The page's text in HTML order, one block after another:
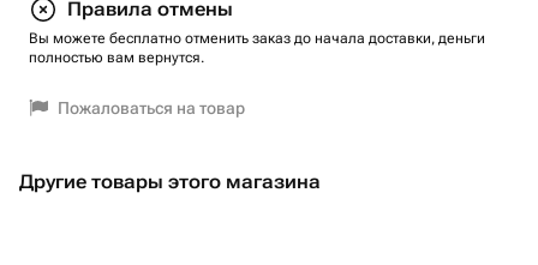
Правила отмены
Вы можете бесплатно отменить заказ до начала доставки, деньги
полностью вам вернутся.
Пожаловаться на товар
Другие товары этого магазина